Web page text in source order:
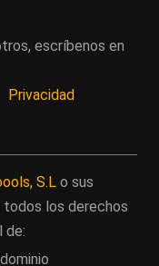
escríbenos en
Privacidad
S.L o sus
todos los derechos
de: